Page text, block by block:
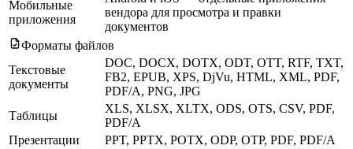
Мобильные
приложения
вендора для просмотра и правки
документов
Форматы файлов
Текстовые
документы
DOC, DOCX, DOTX, ODT, OTT, RTF, TXT,
FB2, EPUB, XPS, DjVu, HTML, XML, PDF,
PDF/A, PNG, JPG
Таблицы
XLS, XLSX, XLTX, ODS, OTS, CSV, PDF,
PDF/A
Презентации
PPT, PPTX, POTX, ODP, OTP, PDF, PDF/A